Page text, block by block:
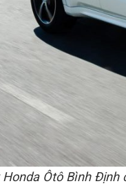
Ôtô Bình Định